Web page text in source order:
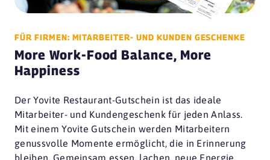
FÜR FIRMEN: MITARBEITER- UND KUNDEN GESCHENKE
More Work-Food Balance, More
Happiness
Der Yovite Restaurant-Gutschein ist das ideale
Mitarbeiter- und Kundengeschenk für jeden Anlass.
Mit einem Yovite Gutschein werden Mitarbeitern
genussvolle Momente ermöglicht, die in Erinnerung
bleiben. Gemeinsam essen, lachen, neue Energie